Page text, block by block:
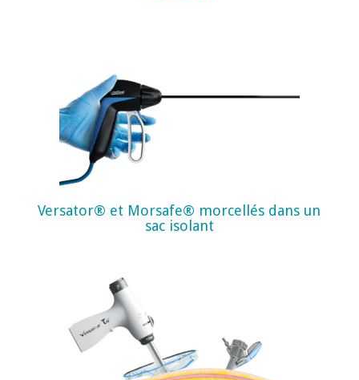
Versator® et Morsafe® morcellés dans un
sac isolant